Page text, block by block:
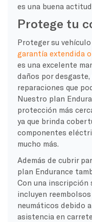
es una buena
Protege tu
Proteger su
garantía extendida
es una excelente
daños por
reparaciones que
Nuestro plan
protección más
ya que brinda
componentes
mucho más.
Además de cubrir
plan Endurance
Con una inscripción
incluyen
neumáticos debido
asistencia en